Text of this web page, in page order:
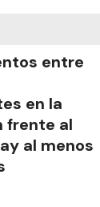
entre
en la
frente al
al menos